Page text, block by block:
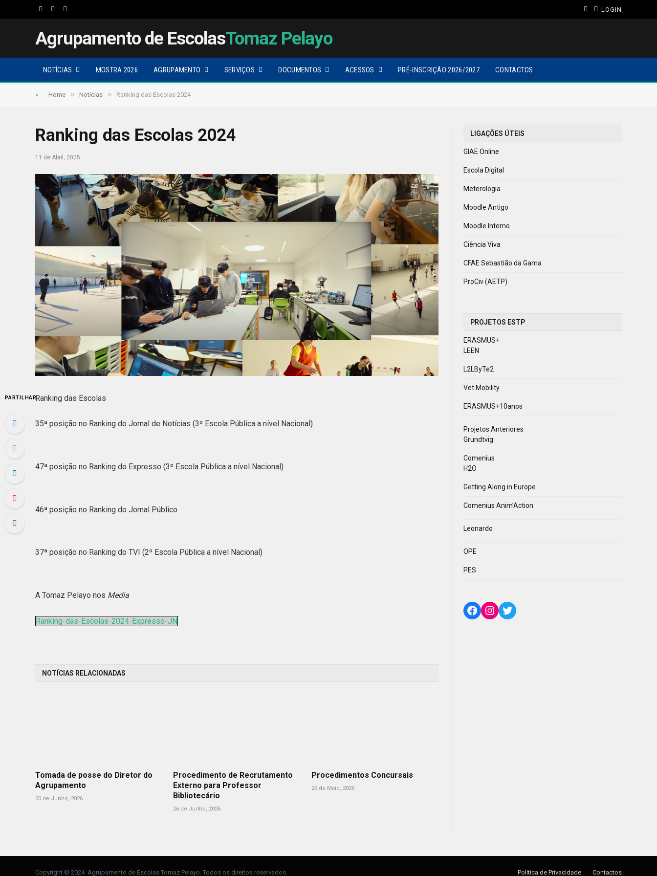
Facebook
TwitterInstagram
LOGIN
Agrupamento de EscolasTomaz Pelayo
NOTÍCIAS MOSTRA 2026 AGRUPAMENTO SERVIÇOS DOCUMENTOS ACESSOS PRÉ-INSCRIÇÃO 2026/2027 CONTACTOS
» Home » Notícias » Ranking das Escolas 2024
Ranking das Escolas 2024
11 de Abril, 2025
PARTILHARRanking das Escolas
35ª posição no Ranking do Jornal de Notícias (3º Escola Pública a nível Nacional)
47ª posição no Ranking do Expresso (3º Escola Pública a nível Nacional)
46ª posição no Ranking do Jornal Público
37ª posição no Ranking do TVI (2º Escola Pública a nível Nacional)
A Tomaz Pelayo nos Media
Ranking-das-Escolas-2024-Expresso-JN
NOTÍCIAS RELACIONADAS
Tomada de posse do Diretor do
Agrupamento
30 de Junho, 2026
Procedimento de Recrutamento
Externo para Professor
Bibliotecário
26 de Junho, 2026
Procedimentos Concursais
26 de Maio, 2026
LIGAÇÕES ÚTEIS
GIAE Online
Escola Digital
Meterologia
Moodle Antigo
Moodle Interno
Ciência Viva
CFAE Sebastião da Gama
ProCiv (AETP)
PROJETOS ESTP
ERASMUS+
LEEN
L2LByTe2
Vet Mobility
ERASMUS+10anos
Projetos Anteriores
Grundtvig
Comenius
H2O
Getting Along in Europe
Comenius Anim’Action
Leonardo
OPE
PES
Facebook
Instagram
Twitter
Copyright © 2024 Agrupamento de Escolas Tomaz Pelayo. Todos os direitos reservados. Politica de Privacidade Contactos